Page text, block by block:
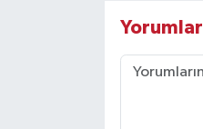
Yorumlar